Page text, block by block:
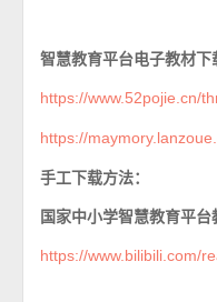
智慧教育平台电子教材
https://www.52pojie.cn/
https://
手工下载方法：
国家中小学智慧教育平台
https://www.bilibili.com/